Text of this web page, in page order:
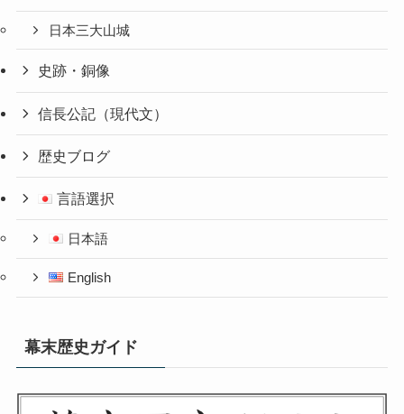
日本三大山城
史跡・銅像
信長公記（現代文）
歴史ブログ
言語選択
日本語
English
幕末歴史ガイド